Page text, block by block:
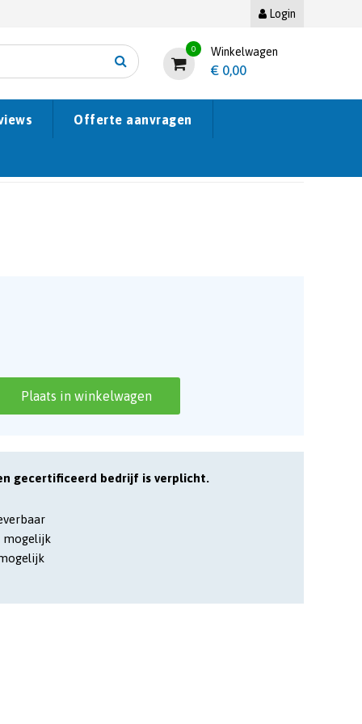
Login
0 Winkelwagen
€ 0,00
Offerte aanvragen
Plaats in winkelwagen
gecertificeerd bedrijf is verplicht.
mogelijk